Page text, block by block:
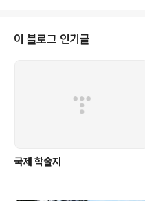
이 블로그 인기글
국제 학술지